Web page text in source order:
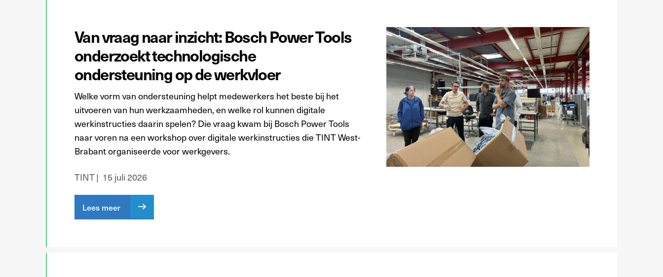
Van vraag naar inzicht: Bosch Power Tools
onderzoekt technologische
ondersteuning op de werkvloer
Welke vorm van ondersteuning helpt medewerkers het beste bij het
uitvoeren van hun werkzaamheden, en welke rol kunnen digitale
werkinstructies daarin spelen? Die vraag kwam bij Bosch Power Tools
naar voren na een workshop over digitale werkinstructies die TINT West-
Brabant organiseerde voor werkgevers.
TINT
15 juli 2026
Lees meer